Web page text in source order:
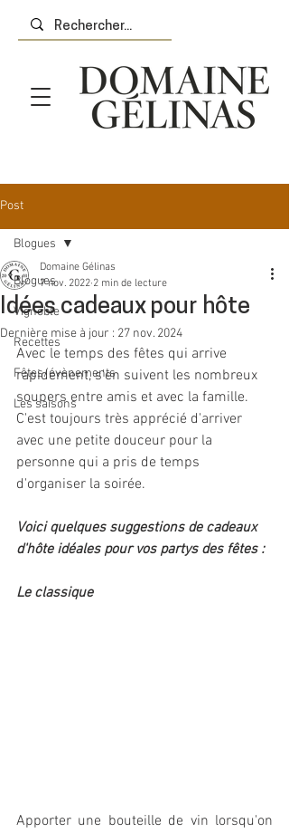
Post
Blogues
Vignoble
Recettes
Fêtes/évènements
Les saisons
Blogues
Idées cadeaux pour hôte
Domaine Gélinas
7 nov. 2022 2 min de lecture
Dernière mise à jour : 27 nov. 2024
Avec le temps des fêtes qui arrive
rapidement, s'en suivent les nombreux
soupers entre amis et avec la famille.
C'est toujours très apprécié d'arriver
avec une petite douceur pour la
personne qui a pris de temps
d'organiser la soirée.
Voici quelques suggestions de cadeaux
d'hôte idéales pour vos partys des fêtes :
Le classique
Apporter une bouteille de vin lorsqu'on